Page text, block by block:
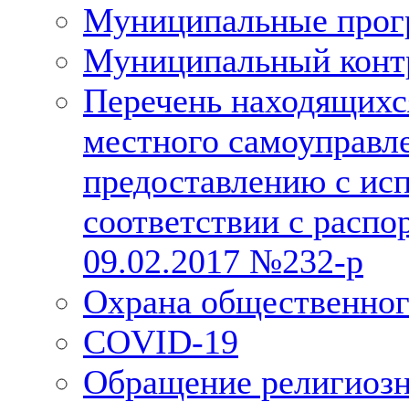
Муниципальные
Муниципальный
Перечень
местного
предоставлению с
соответствии с
09.02.2017 №232-р
Охрана
COVID-19
Обращение